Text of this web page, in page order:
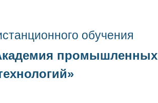
обучения
промышленных
»